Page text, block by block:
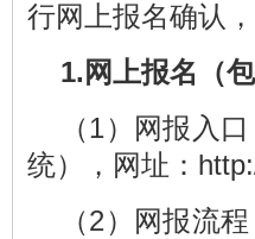
行网上报名确认
1.网上报名
（
（1）网报入
统）， 网址：
（2）网报流